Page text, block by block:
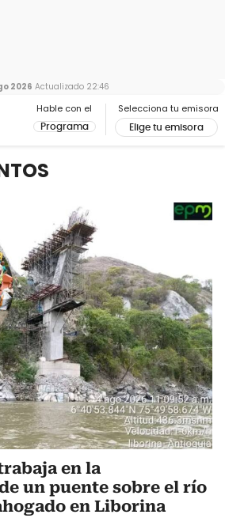
Hable con el
Programa
Selecciona tu emisora
Elige tu emisora
2026 Actualizado 22:46
en la
un puente sobre el río
en Liborina